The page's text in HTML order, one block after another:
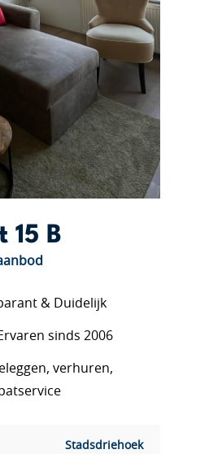
15 B
& Duidelijk
sinds 2006
verhuren,
Stadsdriehoek